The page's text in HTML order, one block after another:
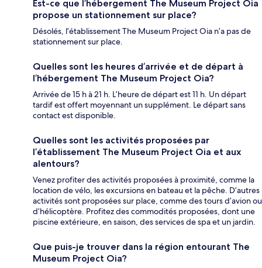
Est-ce que l’hébergement The Museum Project Oia
propose un stationnement sur place?
Désolés, l’établissement The Museum Project Oia n’a pas de
stationnement sur place.
Quelles sont les heures d’arrivée et de départ à
l’hébergement The Museum Project Oia?
Arrivée de 15 h à 21 h. L’heure de départ est 11 h. Un départ
tardif est offert moyennant un supplément. Le départ sans
contact est disponible.
Quelles sont les activités proposées par
l’établissement The Museum Project Oia et aux
alentours?
Venez profiter des activités proposées à proximité, comme la
location de vélo, les excursions en bateau et la pêche. D’autres
activités sont proposées sur place, comme des tours d’avion ou
d’hélicoptère. Profitez des commodités proposées, dont une
piscine extérieure, en saison, des services de spa et un jardin.
Que puis-je trouver dans la région entourant The
Museum Project Oia?